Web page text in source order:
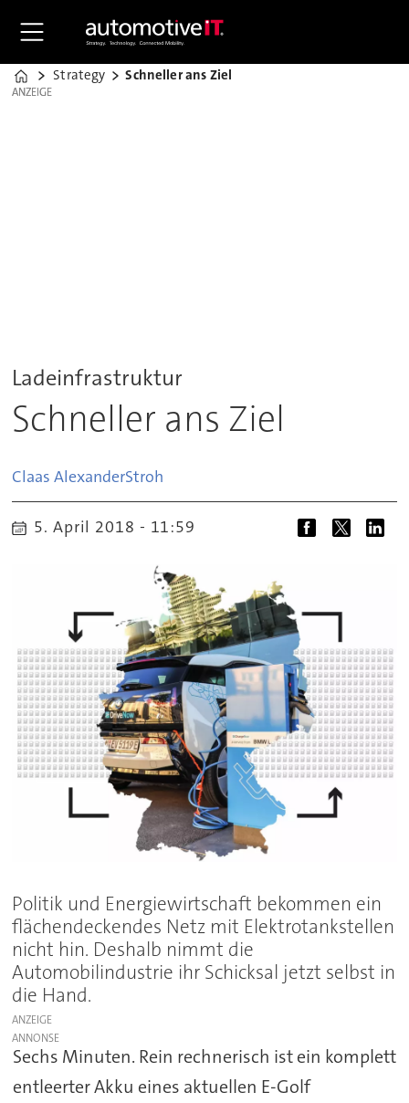
Home
Strategy Schneller ans Ziel
ANZEIGE
ANZEIGE
Ladeinfrastruktur
Schneller ans Ziel
Claas AlexanderStroh
5. April 2018 - 11:59
Politik und Energiewirtschaft bekommen ein
flächendeckendes Netz mit Elektrotankstellen
nicht hin. Deshalb nimmt die
Automobilindustrie ihr Schicksal jetzt selbst in
die Hand.
ANZEIGE
Sechs Minuten. Rein rechnerisch ist ein komplett
entleerter Akku eines aktuellen E-Golf